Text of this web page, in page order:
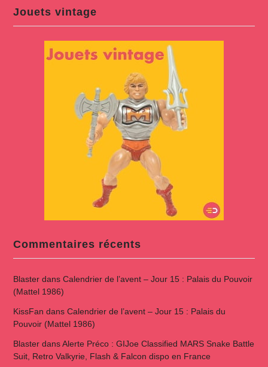
Jouets vintage
Commentaires récents
Blasterdans Calendrier de l’avent – Jour 15 : Palais du Pouvoir
(Mattel 1986)
KissFan dans Calendrier de l’avent – Jour 15 : Palais du
Pouvoir (Mattel 1986)
BlasterdansAlerte Préco : GIJoe Classified MARS Snake Battle
Suit, Retro Valkyrie, Flash & Falcon dispo en France